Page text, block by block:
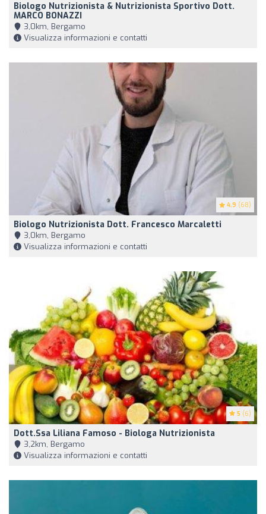
Biologo Nutrizionista & Nutrizionista Sportivo Dott.
MARCO BONAZZI
3,0km, Bergamo
Visualizza informazioni e contatti
4.9 (68)
Biologo Nutrizionista Dott. Francesco Marcaletti
3,0km, Bergamo
Visualizza informazioni e contatti
5 (6)
Dott.ssa Liliana Famoso - Biologa Nutrizionista
3,2km, Bergamo
Visualizza informazioni e contatti